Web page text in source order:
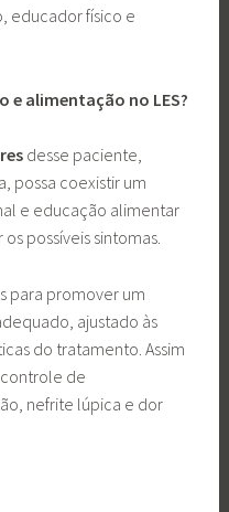
educador físico e
e alimentação no LES?
desse paciente,
possa coexistir um
e educação alimentar
possíveis sintomas.
para promover um
ajustado às
do tratamento. Assim
de
nefrite lúpica e dor